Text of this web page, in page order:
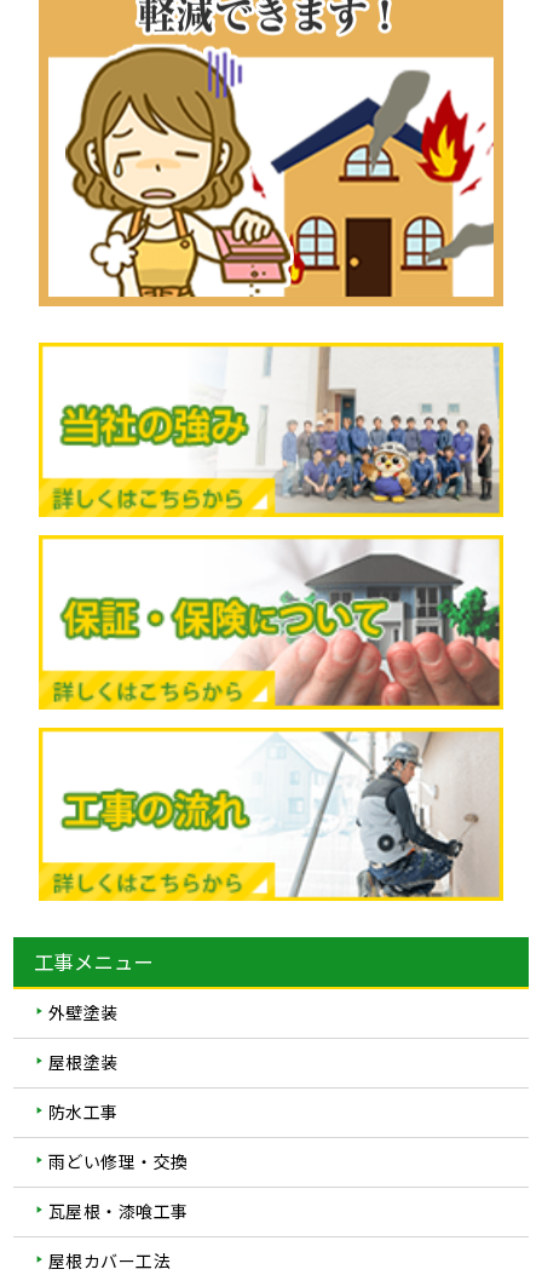
工事メニュー
外壁塗装
屋根塗装
防水工事
雨どい修理・交換
瓦屋根・漆喰工事
屋根カバー工法